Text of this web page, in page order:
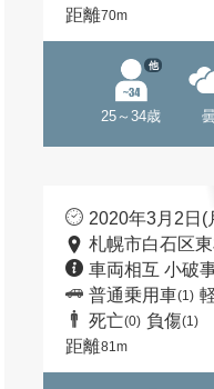
距離70m
25～34歳
他
2020年3月2日(
札幌市白石区
車両相互 小破
普通乗用車(1)
死亡(0) 負傷(1)
距離81m